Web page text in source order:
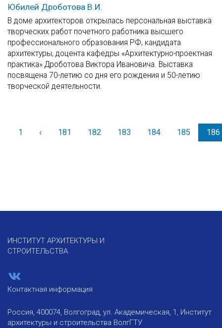
Юбилей Дроботова В.И.
В доме архитекторов открылась персональная выставка
творческих работ почетного работника высшего
профессионального образования РФ, кандидата
архитектуры, доцента кафедры «Архитектурно-проектная
практика» Дроботова Виктора Ивановича. Выставка
посвящена 70-летию со дня его рождения и 50-летию
творческой деятельности.
1 ‹Назад181 182 183 184 185 186
ИНСТИТУТ АРХИТЕКТУРЫ И
СТРОИТЕЛЬСТВА
Контактная информация
Россия, 400074, Волгоград, ул. Академическая, 1, Институт
архитектуры и строительства ВолгГТУ